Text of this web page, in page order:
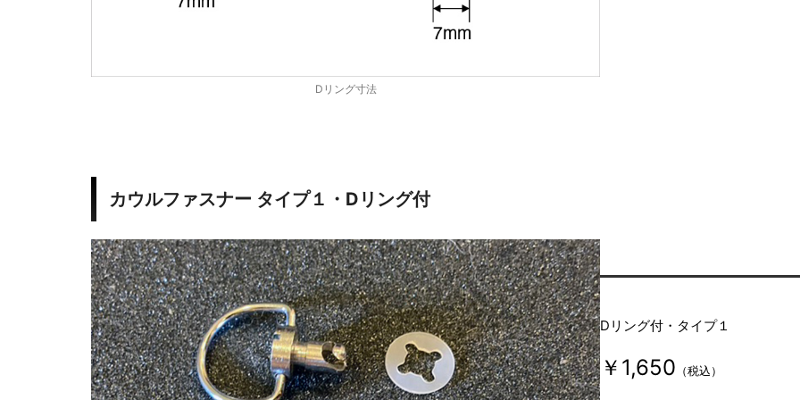
Dリング寸法
カウルファスナー タイプ１・Dリング付
Dリング付・タイプ１
￥1,650 （税込）